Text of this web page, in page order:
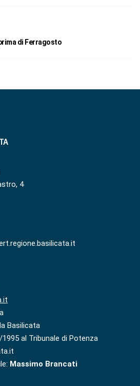
di Ferragosto
4
Basilicata
al Tribunale di Potenza
Massimo Brancati